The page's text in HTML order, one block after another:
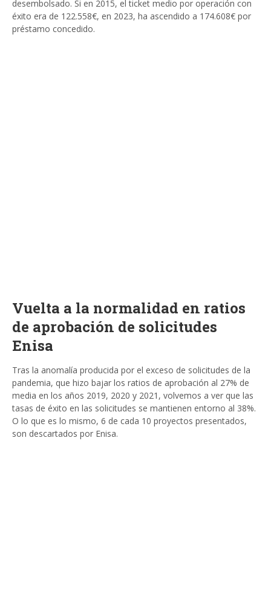
desembolsado. Si en 2015, el ticket medio por operación con
éxito era de 122.558€, en 2023, ha ascendido a 174.608€ por
préstamo concedido.
Vuelta a la normalidad en ratios
de aprobación de solicitudes
Enisa
Tras la anomalía producida por el exceso de solicitudes de la
pandemia, que hizo bajar los ratios de aprobación al 27% de
media en los años 2019, 2020 y 2021, volvemos a ver que las
tasas de éxito en las solicitudes se mantienen entorno al 38%.
O lo que es lo mismo, 6 de cada 10 proyectos presentados,
son descartados por Enisa.